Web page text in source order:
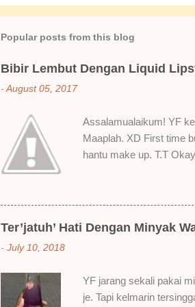
Popular posts from this blog
Bibir Lembut Dengan Liquid
-August 05, 2017
Assalamualaikum! YF
Maaplah. XD First time
hantu make up. T.T
Rose Makmur Setelah
kenapa aku suka liquid
suka gila! Yang part tak
elok dulu lah ek! Pros
Sikit sangat. Tapi tak
berpinggan-pinggan. 4)
Ter’jatuh’ Hati Dengan Minyak
- July 10, 2018
YF jarang sekali pakai
je. Tapi kelmarin